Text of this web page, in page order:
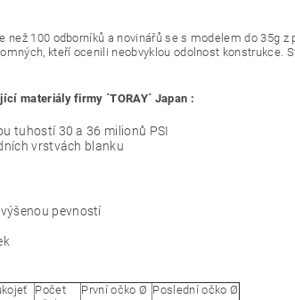
100 odborníků a novinářů se s modelem do 35g z
kteří ocenili neobvyklou odolnost konstrukce.
materiály firmy ´TORAY´ Japan :
tuhostí 30 a 36 milionů PSI
vrstvách blanku
pevností
Počet
První očko Ø Poslední očko Ø